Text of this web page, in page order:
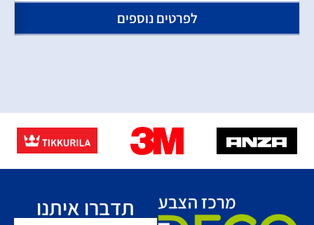
לפרטים נוספים
תדברו איתנו